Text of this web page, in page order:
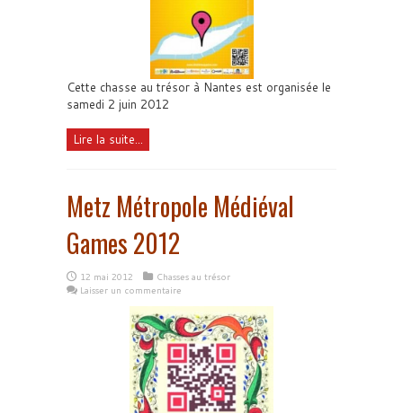
Cette chasse au trésor à Nantes est organisée le
samedi 2 juin 2012
Lire la suite...
Metz Métropole Médiéval
Games 2012
12 mai 2012
Chasses au trésor
Laisser un commentaire